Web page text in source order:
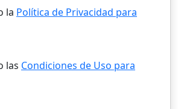
la Política de Privacidad para
las Condiciones de Uso para